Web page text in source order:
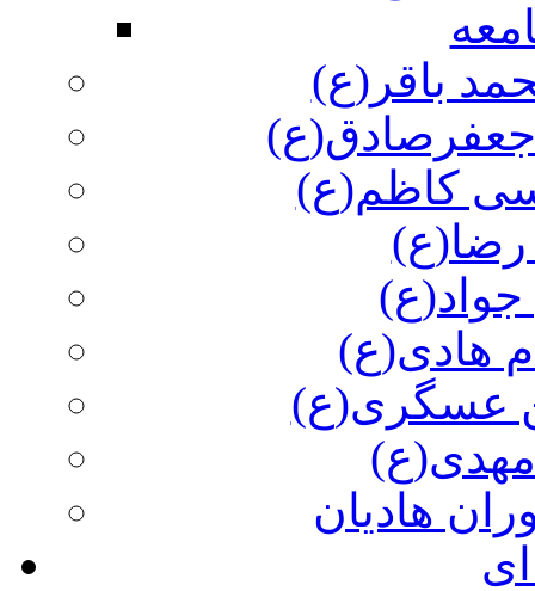
باقر(ع)
جعفرصادق(ع)
کاظم(ع)
هادی(ع)
عسگری(ع)
هادیان